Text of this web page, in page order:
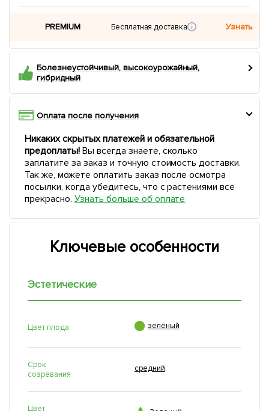
PREMIUM Бесплатная доставка Узнать
Болезнеустойчивый, высокоурожайный,
гибридный
Оплата после получения
Никаких скрытых платежей и обязательной
предоплаты!Вы всегда знаете, сколько
заплатите за заказ и точную стоимость доставки.
Так же, можете оплатить заказ после осмотра
посылки, когда убедитесь, что с растениями все
прекрасно. Узнать больше об оплате
Ключевые особенности
Эстетические
Цвет плода  зелёный
Срок
созревания
средний
Цвет